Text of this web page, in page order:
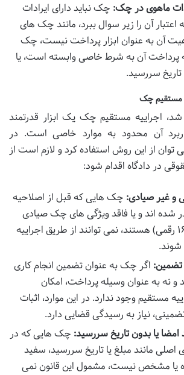
ماهوی در چک: چک نباید دارای ایرادات
آن را زیر سوال ببرد، مانند چک های
آن به عنوان ابزار پرداخت نیست، چک
آن به شرط خاصی وابسته است، یا
سررسید.
مستقیم چک
اجراییه مستقیم چک یک ابزار قدرتمند
آن محدود به موارد خاصی است. در
توان از این روش استفاده کرد و لازم است از
در دادگاه اقدام شود:
غیر صیادی: چک هایی که قبل از اصلاحیه
صادر شده اند و یا فاقد ویژگی های چک صیادی
(مانند شناسه ۱۶ رقمی) هستند، نمی توانند از طریق اجراییه
اگر چک به عنوان تضمین انجام کاری
نه به عنوان وسیله پرداخت، امکان
مستقیم وجود ندارد. در این موارد، اثبات
نیاز به رسیدگی قضایی دارد.
یا بدون تاریخ سررسید: چک هایی که در
مانند مبلغ یا تاریخ سررسید، سفید
یا مشخص نیست، مشمول این قانون نمی